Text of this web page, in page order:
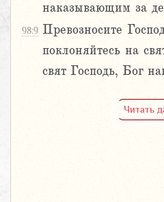
наказывающим за
98:9 Превозносите
поклоняйтесь на
свят Господь, Бог
Читать